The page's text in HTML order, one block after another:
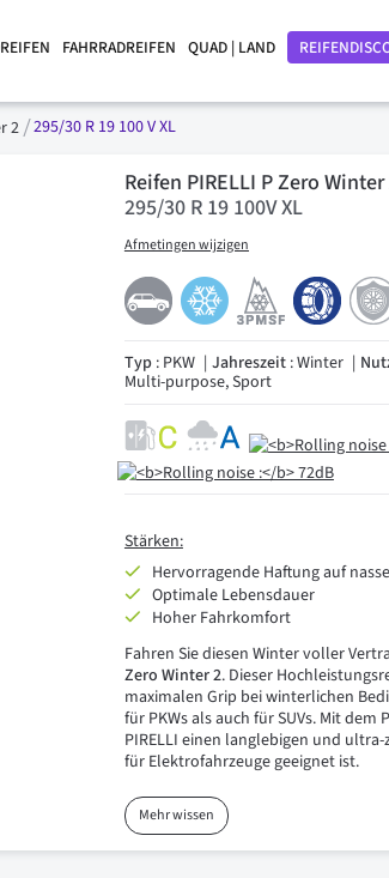
FAHRRADREIFEN QUAD | LAND
2 295/30 R 19 100 V XL
Reifen PIRELLI P Zero Winter
295/30 R 19 100V XL
Afmetingen wijzigen
Typ: PKW Jahreszeit: Winter
Multi-purpose, Sport
Stärken:
Hervorragende Haftung auf
Optimale Lebensdauer
Hoher Fahrkomfort
Fahren Sie diesen Winter voller
Zero Winter 2. Dieser
maximalen Grip bei winterlichen
für PKWs als auch für SUVs. Mit
PIRELLI einen langlebigen und
für Elektrofahrzeuge geeignet ist.
Mehr wissen